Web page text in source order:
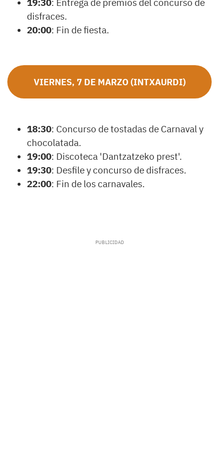
19:30: Entrega de premios del concurso de
disfraces.
20:00: Fin de fiesta.
VIERNES, 7 DE MARZO (INTXAURDI)
18:30: Concurso de tostadas de Carnaval y
chocolatada.
19:00: Discoteca 'Dantzatzeko prest'.
19:30: Desfile y concurso de disfraces.
22:00: Fin de los carnavales.